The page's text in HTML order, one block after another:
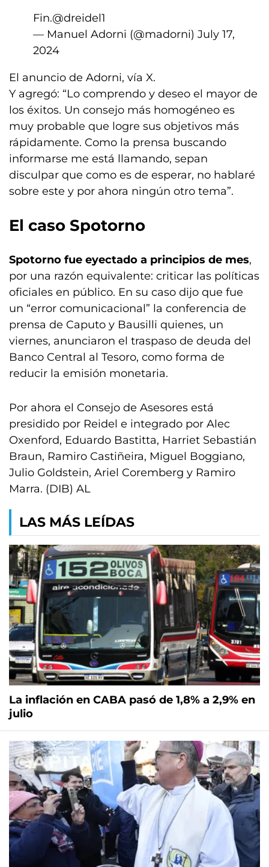
Fin.@dreidel1
— Manuel Adorni (@madorni) July 17,
2024
El anuncio de Adorni, vía X.
Y agregó: “Lo comprendo y deseo el mayor de
los éxitos. Un consejo más homogéneo es
muy probable que logre sus objetivos más
rápidamente. Como la prensa buscando
informarse me está llamando, sepan
disculpar que como es de esperar, no hablaré
sobre este y por ahora ningún otro tema”.
El caso Spotorno
Spotorno fue eyectado a principios de mes,
por una razón equivalente: criticar las políticas
oficiales en público. En su caso dijo que fue
un “error comunicacional” la conferencia de
prensa de Caputo y Bausilli quienes, un
viernes, anunciaron el traspaso de deuda del
Banco Central al Tesoro, como forma de
reducir la emisión monetaria.
Por ahora el Consejo de Asesores está
presidido por Reidel e integrado por Alec
Oxenford, Eduardo Bastitta, Harriet Sebastián
Braun, Ramiro Castiñeira, Miguel Boggiano,
Julio Goldstein, Ariel Coremberg y Ramiro
Marra. (DIB) AL
LAS MÁS LEÍDAS
La inflación en CABA pasó de 1,8% a 2,9% en
julio